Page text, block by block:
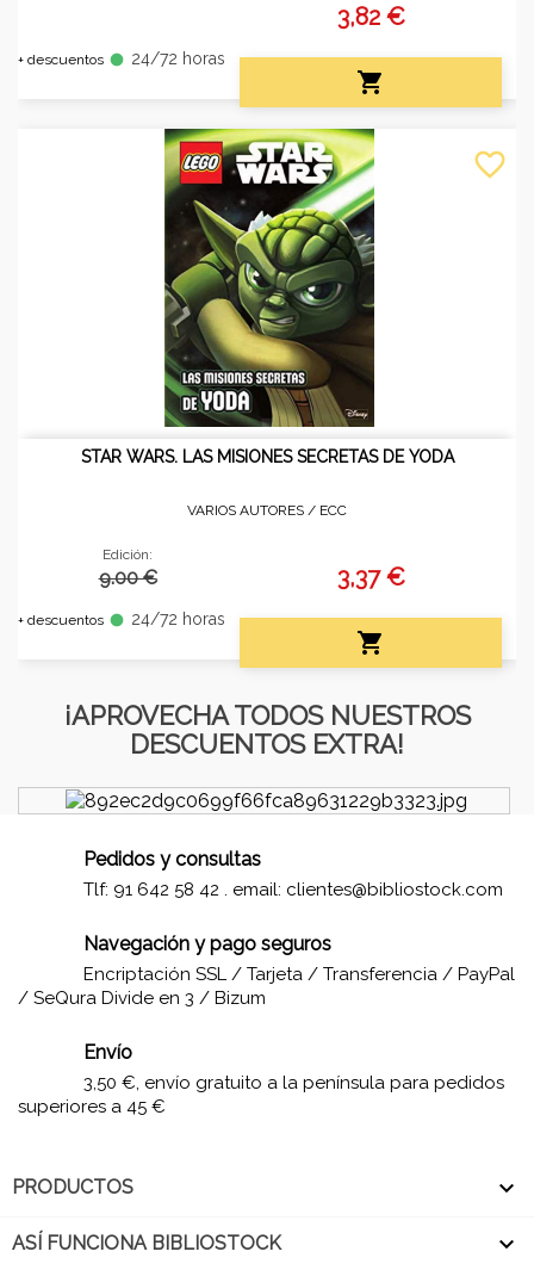
+ descuentos fiber_manual_record 24/72 horas
3,82 €

STAR WARS. LAS MISIONES SECRETAS DE YODA
VARIOS AUTORES / ECC
Edición:
9.00 €
+ descuentos fiber_manual_record 24/72 horas
3,37 €

favorite_border
¡APROVECHA TODOS NUESTROS
DESCUENTOS EXTRA!
Pedidos y consultas
Tlf: 91 642 58 42 . email: clientes@bibliostock.com
Navegación y pago seguros
Encriptación SSL / Tarjeta / Transferencia / PayPal
/ SeQura Divide en 3 / Bizum
Envío
3,50 €, envío gratuito a la península para pedidos
superiores a 45 €
PRODUCTOS 
ASÍ FUNCIONA BIBLIOSTOCK 